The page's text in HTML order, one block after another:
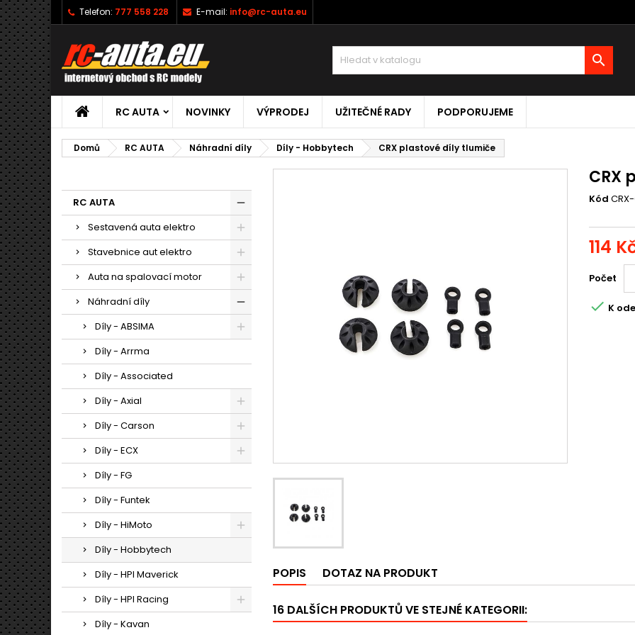
Telefon: 777 558 228 E-mail: info@rc-auta.eu

RC AUTA NOVINKY VÝPRODEJ UŽITEČNÉ RADY PODPORUJEME
Domů RC AUTA Náhradní díly Díly - Hobbytech CRX plastové díly tlumiče
RC AUTA
Sestavená auta elektro
Stavebnice aut elektro
Auta na spalovací motor
Náhradní díly
Díly - ABSIMA
Díly - Arrma
Díly - Associated
Díly - Axial
Díly - Carson
Díly - ECX
Díly - FG
Díly - Funtek
Díly - HiMoto
Díly - Hobbytech
Díly - HPI Maverick
Díly - HPI Racing
Díly - Kavan
CRX
Kód
114
Počet
 K
POPIS DOTAZ NA PRODUKT
16 DALŠÍCH PRODUKTŮ VE STEJNÉ KATEGORII: